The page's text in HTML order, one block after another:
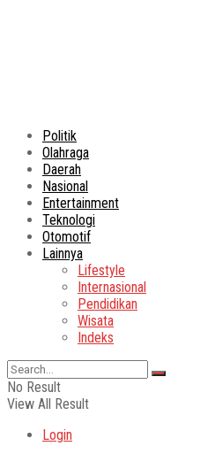
Politik
Olahraga
Daerah
Nasional
Entertainment
Teknologi
Otomotif
Lainnya
Lifestyle
Internasional
Pendidikan
Wisata
Indeks
No Result
View All Result
Login